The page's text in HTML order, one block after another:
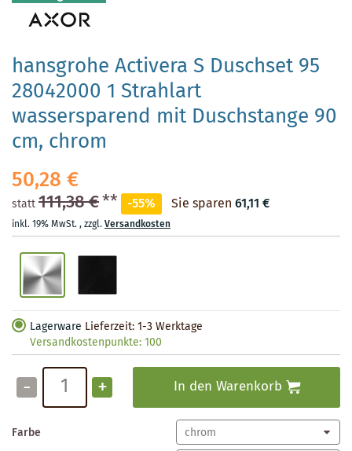
hansgrohe Activera S Duschset 95
28042000 1 Strahlart
wassersparend mit Duschstange 90
cm, chrom
50,28 €
statt111,38 €** -55% Sie sparen 61,11 €
inkl. 19% MwSt.,zzgl.Versandkosten
Lagerware Lieferzeit: 1-3 Werktage
Versandkostenpunkte:100
- + In den Warenkorb
Farbe